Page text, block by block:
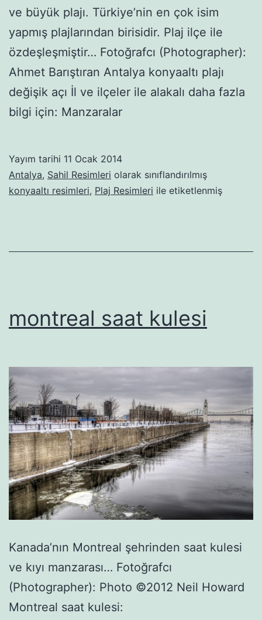
ve büyük plajı. Türkiye’nin en çok isim
yapmış plajlarından birisidir. Plaj ilçe ile
özdeşleşmiştir… Fotoğrafcı (Photographer):
Ahmet Barıştıran Antalya konyaaltı plajı
değişik açı İl ve ilçeler ile alakalı daha fazla
bilgi için: Manzaralar
Yayım tarihi 11 Ocak 2014
Antalya, Sahil Resimleri olarak sınıflandırılmış
konyaaltı resimleri, Plaj Resimleri ile etiketlenmiş
montreal saat kulesi
Kanada’nın Montreal şehrinden saat kulesi
ve kıyı manzarası… Fotoğrafcı
(Photographer): Photo ©2012 Neil Howard
Montreal saat kulesi: